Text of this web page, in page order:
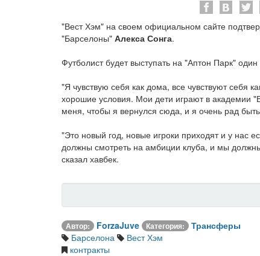
"Вест Хэм" на своем официальном сайте
"Барселоны" Алекса Сонга.
Футболист будет выступать на "Аптон Парк"
"Я чувствую себя как дома, все чувствуют себя
хорошие условия. Мои дети играют в академии
меня, чтобы я вернулся сюда, и я очень рад
"Это новый год, новые игроки приходят и у нас
должны смотреть на амбиции клуба, и мы
сказал хавбек.
Автор: ForzaJuve Категория:
Трансферы
Барселона
Вест Хэм
контракты